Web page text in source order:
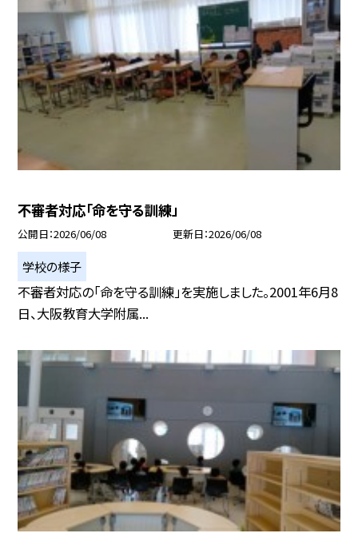
不審者対応「命を守る訓練」
公開日 2026/06/08 更新日 2026/06/08
学校の様子
不審者対応の「命を守る訓練」を実施しました。2001年6月8
日、大阪教育大学附属...